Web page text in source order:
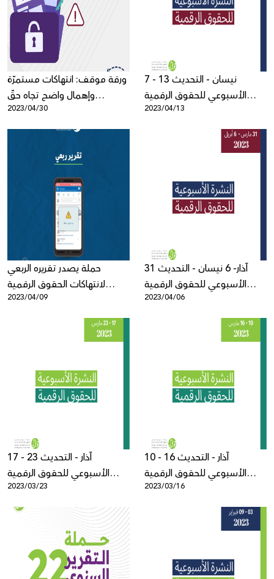
ورقة موقف: انتهاكات مستمرّة
وإهمال واضح تجاه حقّ
الخصوصية والبيانات الشّخصية
الفلسطينيّة
2023/04/30
7 - 13 نيسان - التحديث
الأسبوعي للحقوق الرقمية
الفلسطينية
2023/04/13
حملة يصدر تقريره الربعي
لانتهاكات الحقوق الرقمية
الفلسطينية: كانون الثاني - آذار
2023/04/09
31 آذار- 6 نيسان - التحديث
الأسبوعي للحقوق الرقمية
الفلسطينية
2023/04/06
17 - 23 آذار - التحديث
الأسبوعي للحقوق الرقمية
الفلسطينية
2023/03/23
10 - 16 آذار - التحديث
الأسبوعي للحقوق الرقمية
الفلسطينية
2023/03/16